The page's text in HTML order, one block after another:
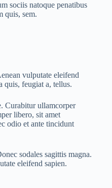
sociis natoque penatibus
quis, sem.
vulputate eleifend
quis, feugiat a, tellus.
Curabitur ullamcorper
libero, sit amet
odio et ante tincidunt
sodales sagittis magna.
eleifend sapien.